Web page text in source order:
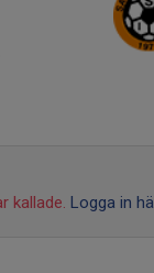
kallade. Logga in